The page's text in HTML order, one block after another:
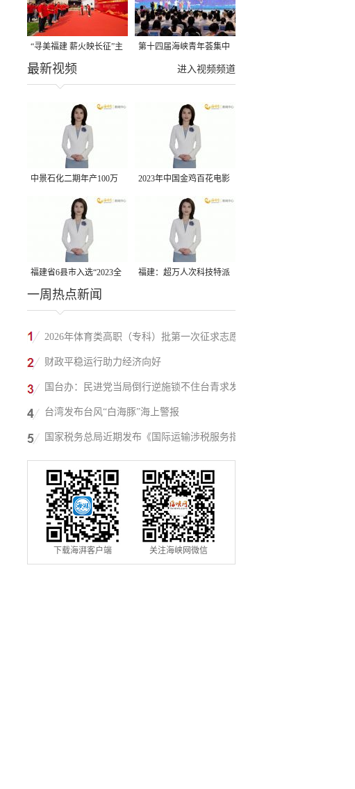
“寻美福建 薪火映长征”主
题活动在龙岩长汀启动
第十四届海峡青年荟集中
阶段活动在福州举行
进入视频频道
最新视频
中景石化二期年产100万
吨丙烷脱氢项目建成中交
2023年中国金鸡百花电影
节有福电影巡展31日启动
福建省6县市入选“2023全
国县域发展潜力百强县”
福建：超万人次科技特派
一周热点新闻
2026年体育类高职（专科）批第一次征求志愿
填报
财政平稳运行助力经济向好
国台办：民进党当局倒行逆施锁不住台青求发
展的心
台湾发布台风“白海豚”海上警报
国家税务总局近期发布《国际运输涉税服务指
引》
下载海湃客户端 关注海峡网微信